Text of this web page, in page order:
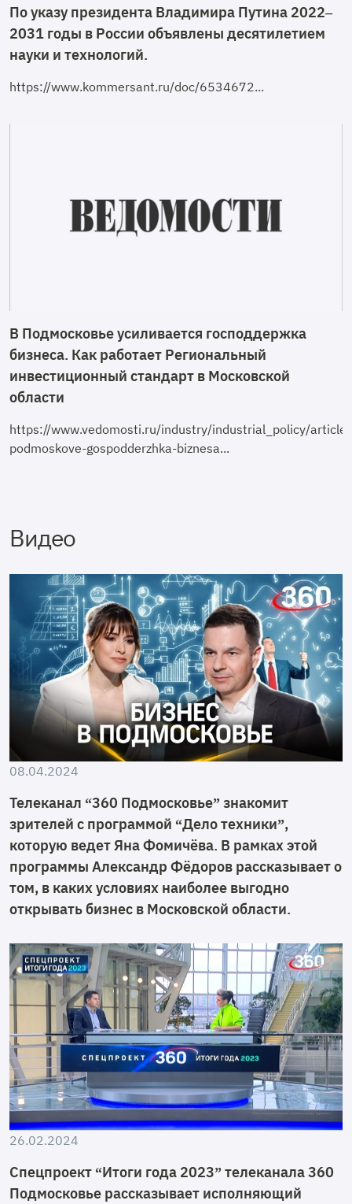
По указу президента Владимира Путина 2022–
2031 годы в России объявлены десятилетием
науки и технологий.
https://www.kommersant.ru/doc/6534672...
В Подмосковье усиливается господдержка
бизнеса. Как работает Региональный
инвестиционный стандарт в Московской
области
https://www.vedomosti.ru/industry/industrial_policy/
podmoskove-gospodderzhka-biznesa...
Видео
08.04.2024
Телеканал “360 Подмосковье” знакомит
зрителей с программой “Дело техники”,
которую ведет Яна Фомичёва. В рамках этой
программы Александр Фёдоров рассказывает о
том, в каких условиях наиболее выгодно
открывать бизнес в Московской области.
26.02.2024
Спецпроект “Итоги года 2023” телеканала 360
Подмосковье рассказывает исполняющий